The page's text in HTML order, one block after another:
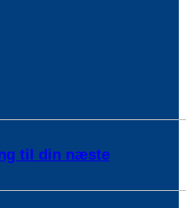
til din næste